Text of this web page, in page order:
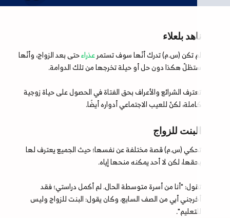
ناهد بلعلاء
لم تكن (س.م) تدرك أنّها سوف تستمرعذراءحتى بعد الزواج، وأنّها
ستظلّ هكذا دون حل أو حيلة تخرجها من تلك الدوامة.
تعترف الشرائع والأعراف بحق الفتاة في الحصول على حياة زوجية
كاملة، لكنّ للعيب الاجتماعي أدواره أيضًا.
البنت للزواج
تحكي (س.م) قصة مختلفة عن نفسها؛ حيث الجميع يعترف لها
بحقها، لكن لا أحد يمكنه منحها إياه.
تقول: "أنا من أسرة متوسطة الحال. لم أكمل دراستي؛ فقد
أخرجني أبي من الصف السابع، وكان يقول: البنت للزواج وليس
للتعليم".